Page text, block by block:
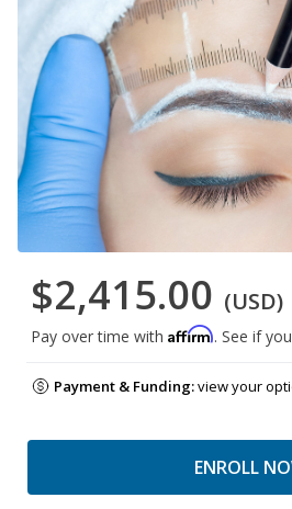
$2,415.00 (USD)
Pay over time with Affirm. See if
Payment & Funding:view your
ENROLL